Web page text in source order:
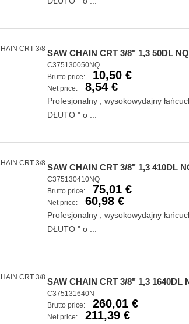
SAW CHAIN CRT 3/8" 1,3 50DL NQ
C375130050NQ
Brutto price:
10,50 €
Net price: 8,54 €
Profesjonalny , wysokowydajny
DŁUTO " o ...
SAW CHAIN CRT 3/8" 1,3 410DL
C375130410NQ
Brutto price:
75,01 €
Net price: 60,98 €
Profesjonalny , wysokowydajny
DŁUTO " o ...
SAW CHAIN CRT 3/8" 1,3 1640DL
C375131640N
Brutto price:
260,01 €
Net price: 211,39 €